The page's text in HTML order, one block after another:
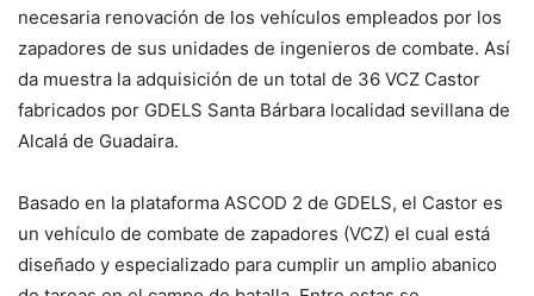
necesaria renovación de los vehículos empleados por los
zapadores de sus unidades de ingenieros de combate. Así
da muestra la adquisición de un total de 36 VCZ Castor
fabricados por GDELS Santa Bárbara localidad sevillana de
Alcalá de Guadaira.
Basado en la plataforma ASCOD 2 de GDELS, el Castor es
un vehículo de combate de zapadores (VCZ) el cual está
diseñado y especializado para cumplir un amplio abanico